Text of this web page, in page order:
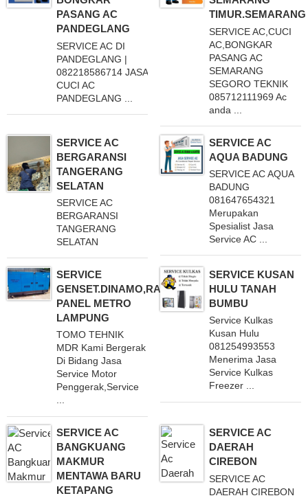
PASANG AC
PANDEGLANG
SERVICE AC DI
PANDEGLANG |
082218586714 JASA
CUCI AC
PANDEGLANG ...
TIMUR.SEMARANG
SERVICE AC,CUCI
AC,BONGKAR
PASANG AC
SEMARANG
SEGORO TEKNIK
085712111969 Ac
anda ...
SERVICE AC
BERGARANSI
TANGERANG
SELATAN
SERVICE AC
BERGARANSI
TANGERANG
SELATAN
SERVICE AC
AQUA BADUNG
SERVICE AC AQUA
BADUNG
081647654321
Merupakan
Spesialist Jasa
Service AC ...
SERVICE
GENSET.DINAMO,RAKIT
PANEL METRO
LAMPUNG
TOMO TEHNIK
MDR Kami Bergerak
Di Bidang Jasa
Service Motor
Penggerak,Service
...
SERVICE KUSAN
HULU TANAH
BUMBU
Service Kulkas
Kusan Hulu
081254993553
Menerima Jasa
Service Kulkas
Freezer ...
SERVICE AC
BANGKUANG
MAKMUR
MENTAWA BARU
KETAPANG
SERVICE AC
DAERAH
CIREBON
SERVICE AC
DAERAH CIREBON